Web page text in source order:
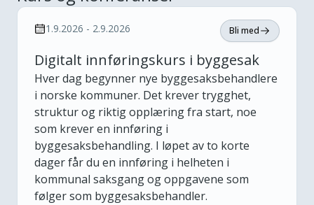
1.9.2026 - 2.9.2026 Bli med
Digitalt innføringskurs i byggesak
Hver dag begynner nye byggesaksbehandlere
i norske kommuner. Det krever trygghet,
struktur og riktig opplæring fra start, noe
som krever en innføring i
byggesaksbehandling. I løpet av to korte
dager får du en innføring i helheten i
kommunal saksgang og oppgavene som
følger som byggesaksbehandler.